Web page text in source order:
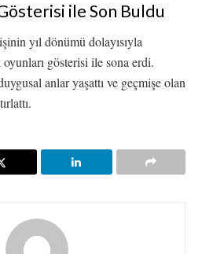
ile Son Buldu
yıl dönümü dolayısıyla
gösterisi ile sona erdi.
anlar yaşattı ve geçmişe olan